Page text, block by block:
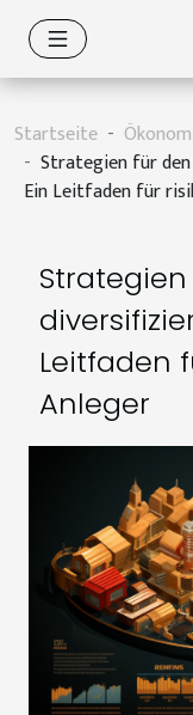
Startseite
Strategien für
Ein Leitfaden für
Leitfaden
Anleger